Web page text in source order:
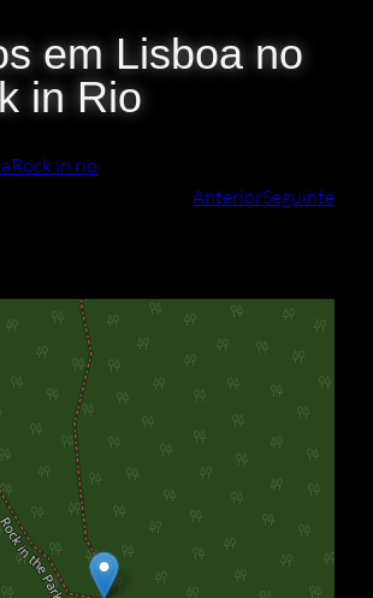
em Lisboa no
in Rio
Rock in rio
AnteriorSeguinte